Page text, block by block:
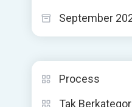
September
Process
Tak